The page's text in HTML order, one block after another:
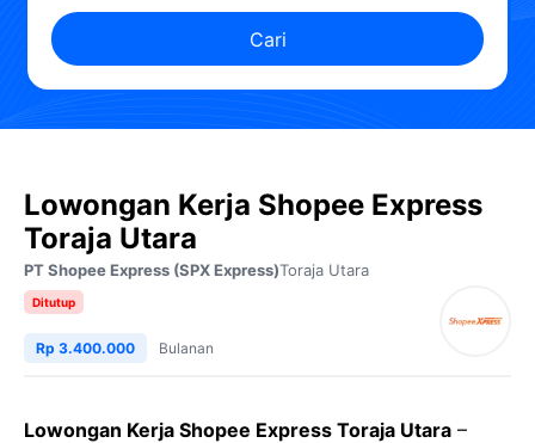
Cari
Lowongan Kerja Shopee Express
Toraja Utara
PT Shopee Express (SPX Express)Toraja Utara
Ditutup
Rp 3.400.000 Bulanan
Lowongan Kerja Shopee Express Toraja Utara –